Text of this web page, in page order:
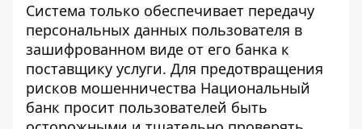
Система только обеспечивает передачу
персональных данных пользователя в
зашифрованном виде от его банка к
поставщику услуги. Для предотвращения
рисков мошенничества Национальный
банк просит пользователей быть